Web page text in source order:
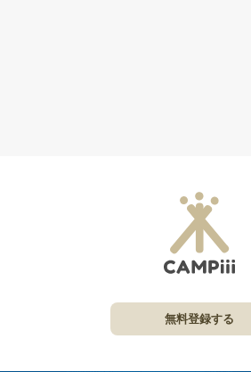
無料登録する